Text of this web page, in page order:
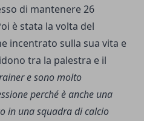
di mantenere 26
è stata la volta del
incentrato sulla sua vita e
tra la palestra e il
e sono molto
perché è anche una
in una squadra di calcio